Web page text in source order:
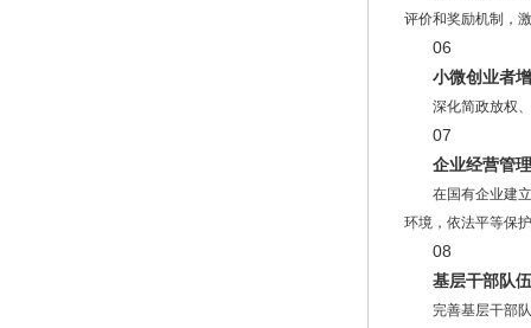
评价和奖励机制，
06
小微创业者
深化简政放权
07
企业经营管
在国有企业建
环境，依法平等保
08
基层干部队
完善基层干部